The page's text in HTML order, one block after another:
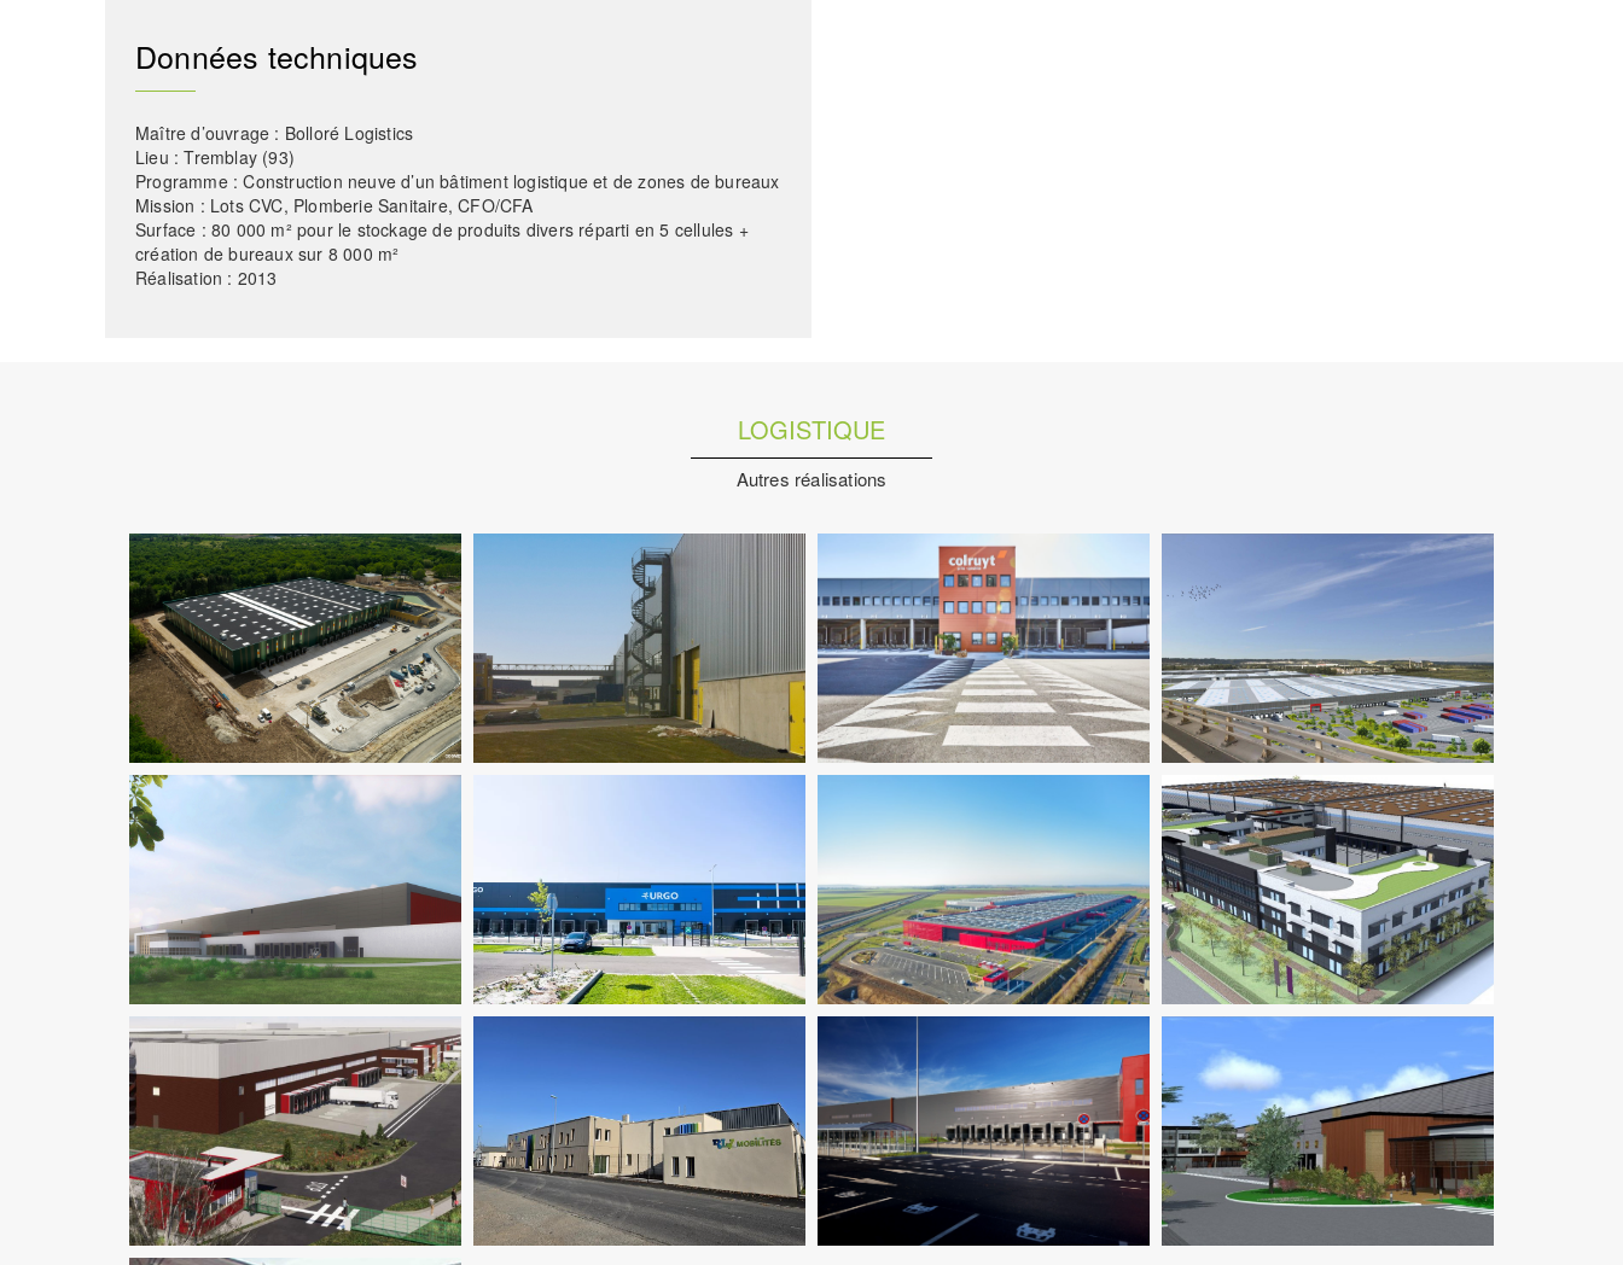
Données techniques
Maître d’ouvrage : Bolloré Logistics
Lieu : Tremblay (93)
Programme : Construction neuve d’un bâtiment logistique et de zones de bureaux
Mission : Lots CVC, Plomberie Sanitaire, CFO/CFA
Surface : 80 000 m² pour le stockage de produits divers réparti en 5 cellules +
création de bureaux sur 8 000 m²
Réalisation : 2013
LOGISTIQUE
Autres réalisations
Environnement / ICPE Logistique Fluides Logistique Thermique Logistique Environnement / ICPE Logistique
Environnement / ICPE Logistique Logistique Fluides Logistique Thermique
Environnement / ICPE Logistique Logistique Logistique Fluides Logistique